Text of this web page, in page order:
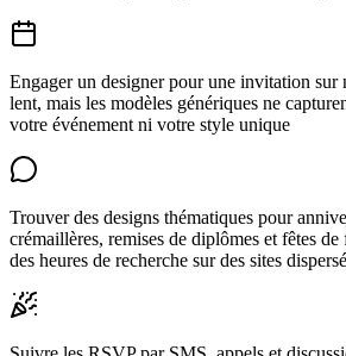
Engager un designer pour une invitation sur
lent, mais les modèles génériques ne
votre événement ni votre style unique
Trouver des designs thématiques pour
crémaillères, remises de diplômes et fêtes
des heures de recherche sur des sites